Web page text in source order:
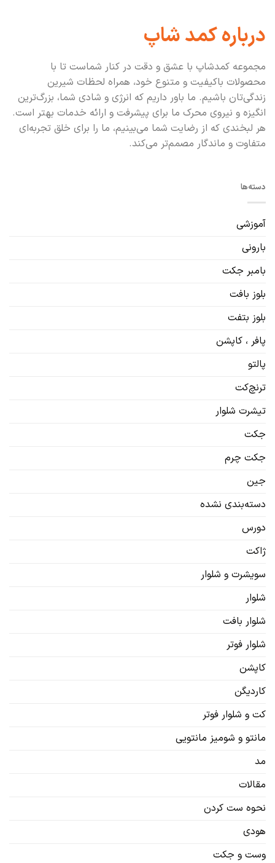
درباره کمد شاپ
مجموعه کمدشاپ با عشق و دقت در کنار شماست تا با
محصولات باکیفیت و متنوع خود، همراه لحظات شیرین
زندگی‌تان باشیم. ما باور داریم که انرژی و شادی شما، بزرگ‌ترین
انگیزه و نیروی محرک ما برای پیشرفت و ارائه خدمات بهتر است.
هر لبخندی که از رضایت شما می‌بینیم، ما را برای خلق تجربه‌ای
متفاوت و ماندگار مصمم‌تر می‌کند.
دسته‌ها
آموزشی
بارونی
بامبر جکت
بلوز بافت
بلوز بتفت
پافر ، کاپشن
پالتو
ترنچ‌کت
تیشرت شلوار
جکت
جکت چرم
جین
دسته‌بندی نشده
دورس
ژاکت
سویشرت‌ و شلوار
شلوار
شلوار بافت
شلوار فوتر
کاپشن
کاردیگن‌
کت و شلوار فوتر
مانتو و شومیز مانتویی
مد
مقالات
نحوه ست کردن
هودی
وست و جکت